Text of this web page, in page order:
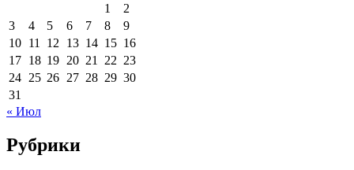
1
2
3
4 5 6 7 8
9
10 11 12 13 14 15 16
17 18 19 20 21 22 23
24 25 26 27 28 29 30
31
« Июл
Рубрики